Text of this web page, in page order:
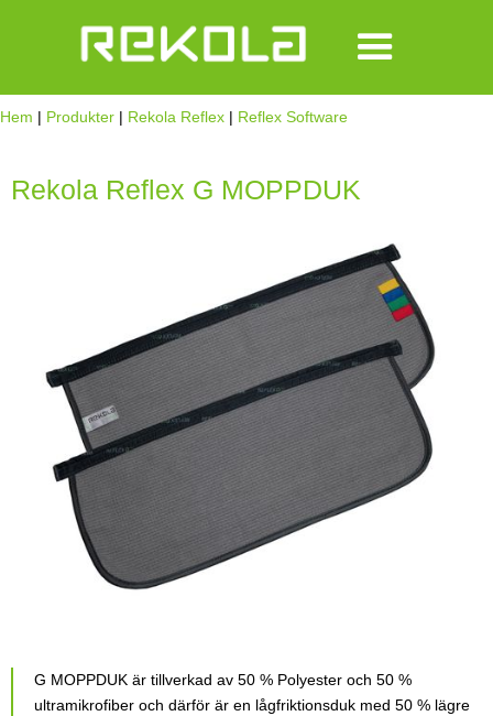
Hem | Produkter | Rekola Reflex | Reflex Software
Rekola Reflex G MOPPDUK
G MOPPDUK är tillverkad av 50 % Polyester och 50 %
ultramikrofiber och därför är en lågfriktionsduk med 50 % lägre